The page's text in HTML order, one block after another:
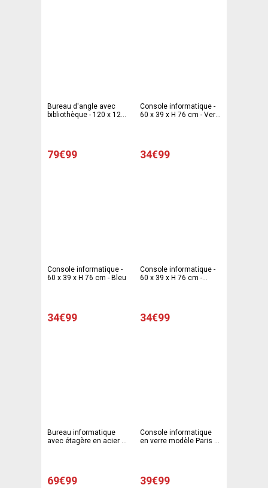
Bureau d'angle avec
bibliothèque - 120 x 120
79€99
Console informatique -
60 x 39 x H 76 cm - Vert
34€99
Console informatique -
60 x 39 x H 76 cm - Bleu
34€99
Console informatique -
60 x 39 x H 76 cm -
34€99
Bureau informatique
avec étagère en acier -
69€99
Console informatique
en verre modèle Paris -
39€99